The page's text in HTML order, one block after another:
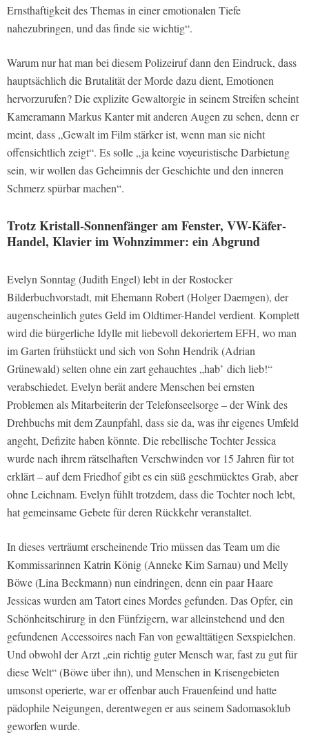
Ernsthaftigkeit des Themas in einer emotionalen Tiefe
nahezubringen, und das finde sie wichtig“.
Warum nur hat man bei diesem Polizeiruf dann den Eindruck, dass
hauptsächlich die Brutalität der Morde dazu dient, Emotionen
hervorzurufen? Die explizite Gewaltorgie in seinem Streifen scheint
Kameramann Markus Kanter mit anderen Augen zu sehen, denn er
meint, dass „Gewalt im Film stärker ist, wenn man sie nicht
offensichtlich zeigt“. Es solle „ja keine voyeuristische Darbietung
sein, wir wollen das Geheimnis der Geschichte und den inneren
Schmerz spürbar machen“.
Trotz Kristall-Sonnenfänger am Fenster, VW-Käfer-
Handel, Klavier im Wohnzimmer: ein Abgrund
Evelyn Sonntag (Judith Engel) lebt in der Rostocker
Bilderbuchvorstadt, mit Ehemann Robert (Holger Daemgen), der
augenscheinlich gutes Geld im Oldtimer-Handel verdient. Komplett
wird die bürgerliche Idylle mit liebevoll dekoriertem EFH, wo man
im Garten frühstückt und sich von Sohn Hendrik (Adrian
Grünewald) selten ohne ein zart gehauchtes „hab’ dich lieb!“
verabschiedet. Evelyn berät andere Menschen bei ernsten
Problemen als Mitarbeiterin der Telefonseelsorge – der Wink des
Drehbuchs mit dem Zaunpfahl, dass sie da, was ihr eigenes Umfeld
angeht, Defizite haben könnte. Die rebellische Tochter Jessica
wurde nach ihrem rätselhaften Verschwinden vor 15 Jahren für tot
erklärt – auf dem Friedhof gibt es ein süß geschmücktes Grab, aber
ohne Leichnam. Evelyn fühlt trotzdem, dass die Tochter noch lebt,
hat gemeinsame Gebete für deren Rückkehr veranstaltet.
In dieses verträumt erscheinende Trio müssen das Team um die
Kommissarinnen Katrin König (Anneke Kim Sarnau) und Melly
Böwe (Lina Beckmann) nun eindringen, denn ein paar Haare
Jessicas wurden am Tatort eines Mordes gefunden. Das Opfer, ein
Schönheitschirurg in den Fünfzigern, war alleinstehend und den
gefundenen Accessoires nach Fan von gewalttätigen Sexspielchen.
Und obwohl der Arzt „ein richtig guter Mensch war, fast zu gut für
diese Welt“ (Böwe über ihn), und Menschen in Krisengebieten
umsonst operierte, war er offenbar auch Frauenfeind und hatte
pädophile Neigungen, derentwegen er aus seinem Sadomasoklub
geworfen wurde.